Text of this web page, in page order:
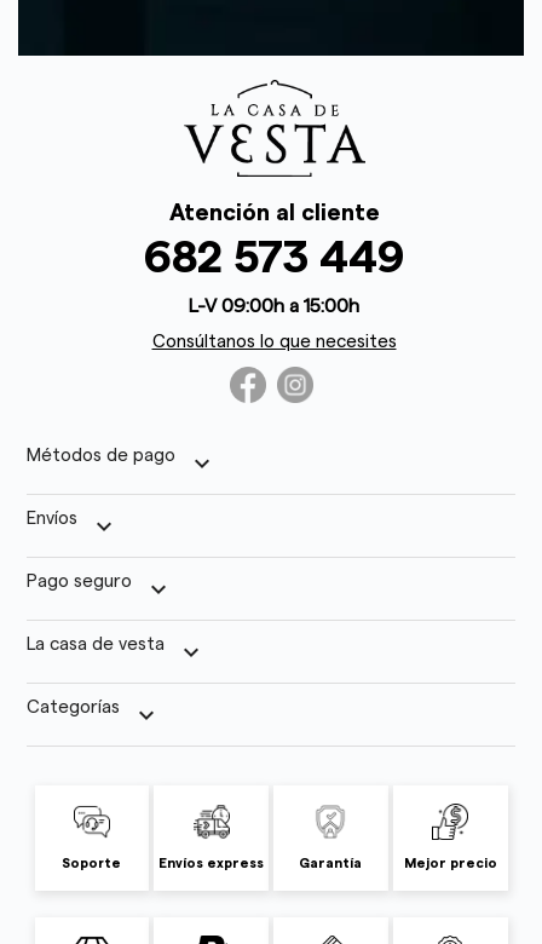
Atención al cliente
682 573 449
L-V 09:00h a 15:00h
Consúltanos lo que necesites
Métodos de pago keyboard_arrow_down
Envíos keyboard_arrow_down
Pago seguro keyboard_arrow_down
La casa de vesta keyboard_arrow_down
Categorías keyboard_arrow_down
Soporte Envíos express Garantía Mejor precio